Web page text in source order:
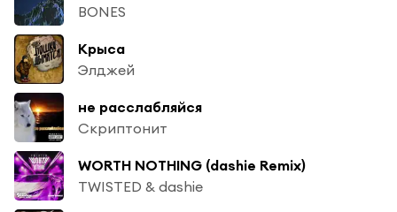
BONES
Крыса
Элджей
не расслабляйся
Скриптонит
WORTH NOTHING (dashie Remix)
TWISTED & dashie